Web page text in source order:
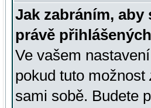
Jak zabráním, aby
právě
Ve vašem
pokud tuto možnost
sami sobě. Budete